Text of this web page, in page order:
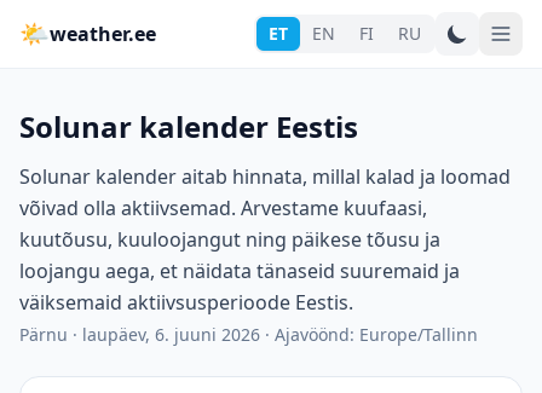
🌤weather.ee ET EN FI RU
Solunar kalender Eestis
Solunar kalender aitab hinnata, millal kalad ja loomad
võivad olla aktiivsemad. Arvestame kuufaasi,
kuutõusu, kuuloojangut ning päikese tõusu ja
loojangu aega, et näidata tänaseid suuremaid ja
väiksemaid aktiivsusperioode Eestis.
Pärnu · laupäev, 6. juuni 2026 · Ajavöönd: Europe/Tallinn